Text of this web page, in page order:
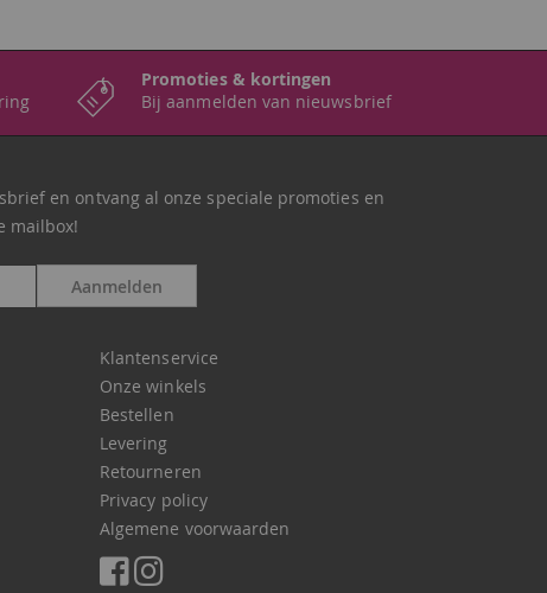
Promoties & kortingen
Bij aanmelden van nieuwsbrief
en ontvang al onze speciale promoties en
mailbox!
Aanmelden
Klantenservice
Onze winkels
Bestellen
Levering
Retourneren
Privacy policy
Algemene voorwaarden